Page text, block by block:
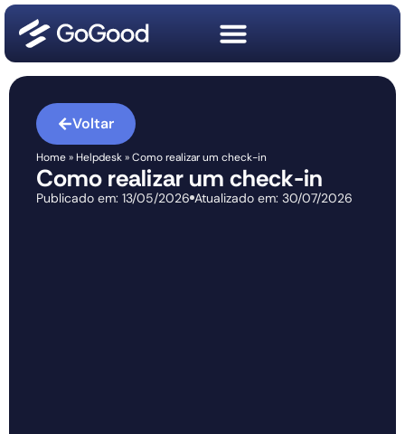
Voltar
Home»Helpdesk»Como realizar um check-in
Como realizar um check-in
Publicado em: 13/05/2026 Atualizado em: 30/07/2026